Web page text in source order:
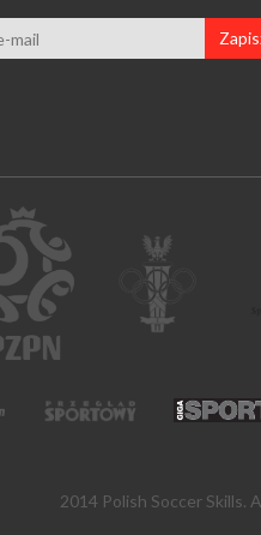
2014 Polish Soccer Skills.